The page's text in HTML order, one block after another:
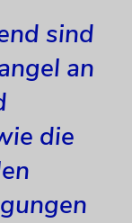
sind
an
die